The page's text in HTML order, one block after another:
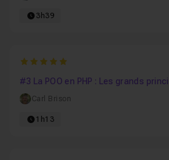
3h39
5
#3 La POO en PHP : Les grands
Carl Brison
1h13